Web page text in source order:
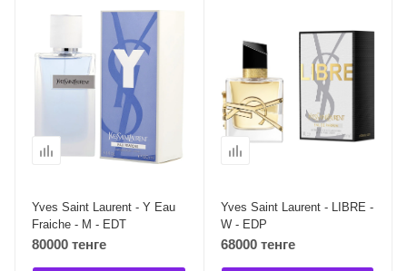
Yves Saint Laurent - Y Eau
Fraiche - M - EDT
80000 тенге
Yves Saint Laurent - LIBRE -
W - EDP
68000 тенге